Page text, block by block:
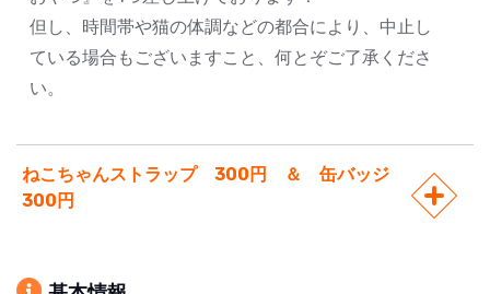
但し、時間帯や猫の体調などの都合により、中止し
ている場合もございますこと、何とぞご了承くださ
い。
ねこちゃんストラップ 300円 ＆ 缶バッジ
300円